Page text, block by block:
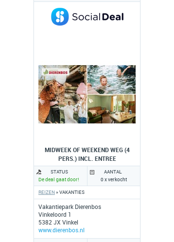
MIDWEEK OF WEEKEND WEG (4
PERS.) INCL. ENTREE
DIERENTUINEN
Vakantiepark Dierenbos
Vinkeloord 1
5382 JX Vinkel
www.dierenbos.nl
REIZEN» VAKANTIES
STATUS
De deal gaat door!
AANTAL
0 x verkocht